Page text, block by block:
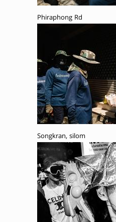
Phiraphong Rd
Songkran, silom